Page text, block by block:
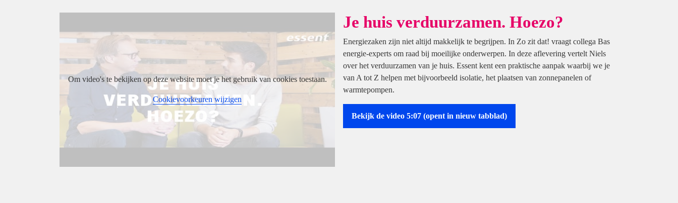
Om video's te bekijken op deze website moet je het gebruik van cookies toestaan.
Cookievoorkeuren wijzigen
Je huis verduurzamen. Hoezo?
Energiezaken zijn niet altijd makkelijk te begrijpen. In Zo zit dat! vraagt collega Bas
energie-experts om raad bij moeilijke onderwerpen. In deze aflevering vertelt Niels
over het verduurzamen van je huis. Essent kent een praktische aanpak waarbij we je
van A tot Z helpen met bijvoorbeeld isolatie, het plaatsen van zonnepanelen of
warmtepompen.
Bekijk de video 5:07 (opent in nieuw tabblad)